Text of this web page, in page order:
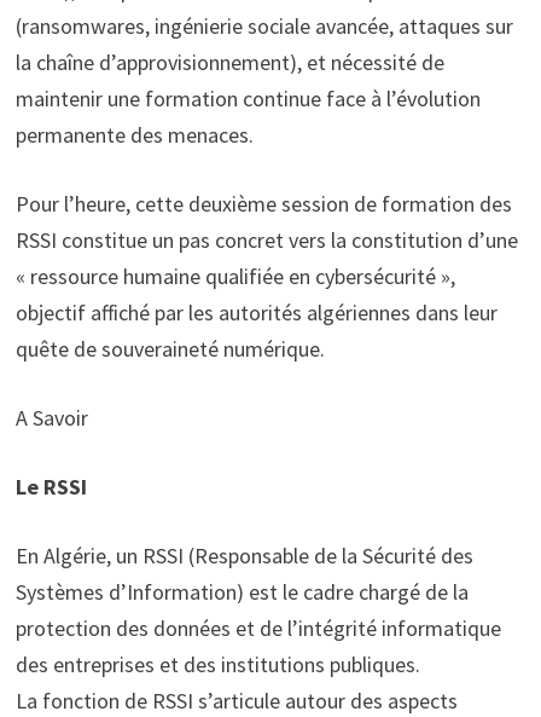
(ransomwares, ingénierie sociale avancée, attaques sur
la chaîne d’approvisionnement), et nécessité de
maintenir une formation continue face à l’évolution
permanente des menaces.
Pour l’heure, cette deuxième session de formation des
RSSI constitue un pas concret vers la constitution d’une
« ressource humaine qualifiée en cybersécurité »,
objectif affiché par les autorités algériennes dans leur
quête de souveraineté numérique.
A Savoir
Le RSSI
En Algérie, un RSSI (Responsable de la Sécurité des
Systèmes d’Information) est le cadre chargé de la
protection des données et de l’intégrité informatique
des entreprises et des institutions publiques.
La fonction de RSSI s’articule autour des aspects